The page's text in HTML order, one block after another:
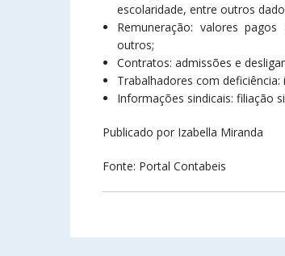
escolaridade, entre outros
Remuneração: valores
outros;
Contratos: admissões e
Trabalhadores com
Informações sindicais: filiação
Publicado por Izabella Miranda
Fonte: Portal Contabeis